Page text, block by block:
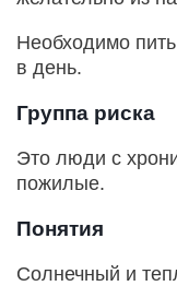
Необходимо
в день.
Группа риска
Это люди с
пожилые.
Понятия
Солнечный и